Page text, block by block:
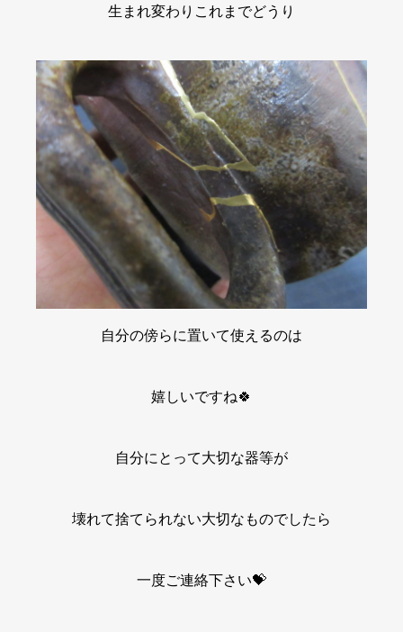
生まれ変わりこれまでどうり
自分の傍らに置いて使えるのは
嬉しいですね🍀
自分にとって大切な器等が
壊れて捨てられない大切なものでしたら
一度ご連絡下さい💝